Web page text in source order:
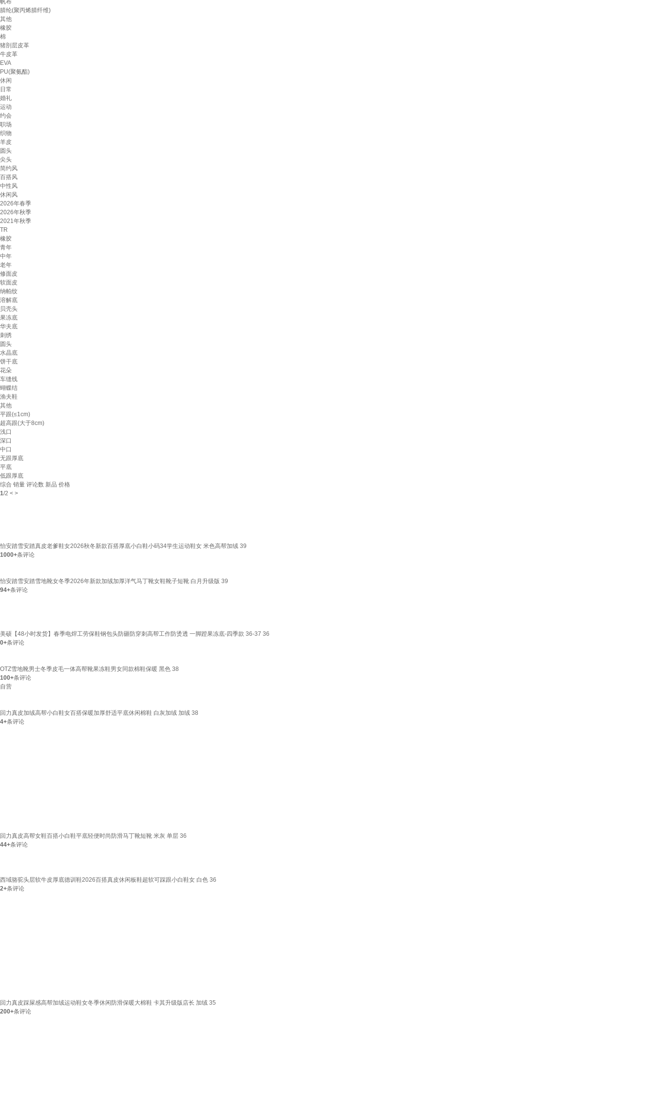
帆布
腈纶(聚丙烯腈纤维)
其他
橡胶
棉
猪剖层皮革
牛皮革
EVA
PU(聚氨酯)
休闲
日常
婚礼
运动
约会
职场
织物
羊皮
圆头
尖头
简约风
百搭风
中性风
休闲风
2026年春季
2026年秋季
2021年秋季
TR
橡胶
青年
中年
老年
修面皮
软面皮
纳帕纹
溶解底
贝壳头
果冻底
华夫底
刺绣
圆头
水晶底
饼干底
花朵
车缝线
蝴蝶结
渔夫鞋
其他
平跟(≤1cm)
超高跟(大于8cm)
浅口
深口
中口
无跟厚底
平底
低跟厚底
综合 销量 评论数 新品 价格
1/2 < >
怡安踏雪安踏真皮老爹鞋女2026秋冬新款百搭厚底小白鞋小码34学生运动鞋女 米色高帮加绒 39
1000+条评论
怡安踏雪安踏雪地靴女冬季2026年新款加绒加厚洋气马丁靴女鞋靴子短靴 白月升级版 39
94+条评论
美硕【48小时发货】春季电焊工劳保鞋钢包头防砸防穿刺高帮工作防烫透 一脚蹬果冻底-四季款 36-37 36
0+条评论
OTZ雪地靴男士冬季皮毛一体高帮靴果冻鞋男女同款棉鞋保暖 黑色 38
100+条评论
自营
回力真皮加绒高帮小白鞋女百搭保暖加厚舒适平底休闲棉鞋 白灰加绒 加绒 38
4+条评论
回力真皮高帮女鞋百搭小白鞋平底轻便时尚防滑马丁靴短靴 米灰 单层 36
44+条评论
西域骆驼头层软牛皮厚底德训鞋2026百搭真皮休闲板鞋超软可踩跟小白鞋女 白色 36
2+条评论
回力真皮踩屎感高帮加绒运动鞋女冬季休闲防滑保暖大棉鞋 卡其升级版店长 加绒 35
200+条评论